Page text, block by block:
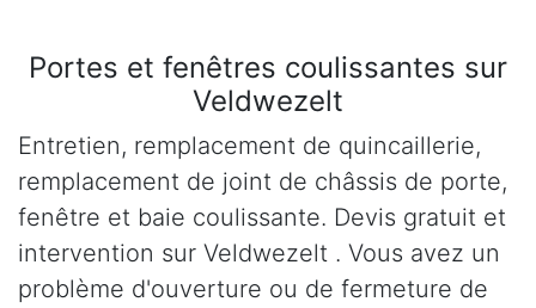
Portes et fenêtres coulissantes sur
Veldwezelt
Entretien, remplacement de quincaillerie,
remplacement de joint de châssis de porte,
fenêtre et baie coulissante. Devis gratuit et
intervention sur Veldwezelt . Vous avez un
problème d'ouverture ou de fermeture de